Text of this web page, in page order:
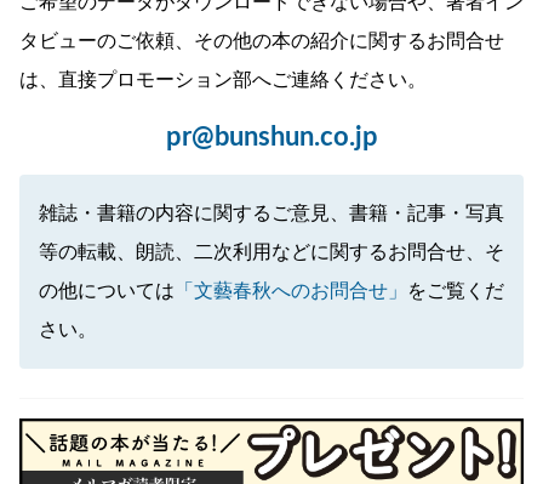
タビューのご依頼、その他の本の紹介に関するお問合せ
は、直接プロモーション部へご連絡ください。
pr@bunshun.co.jp
雑誌・書籍の内容に関するご意見、書籍・記事・写真
等の転載、朗読、二次利用などに関するお問合せ、そ
の他については 「文藝春秋へのお問合せ」
をご覧くだ
さい。